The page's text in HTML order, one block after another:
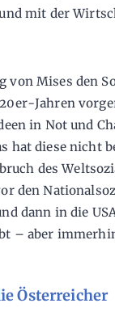
mit der
von Mises den
Jahren
in Not und
hat diese nicht
des
den
dann in die
– aber
Österreicher